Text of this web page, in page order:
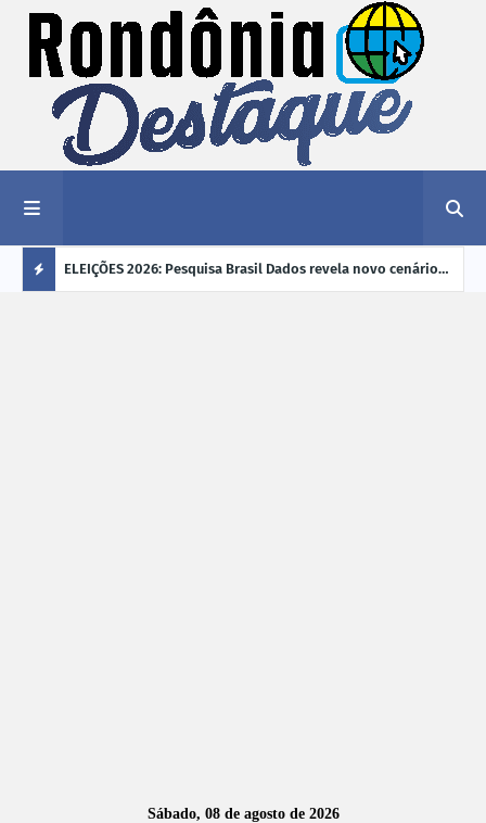
a mais ELEIÇÕES 2026: Pesquisa Brasil Dados revela novo cenário
Sábado, 08 de agosto de 2026